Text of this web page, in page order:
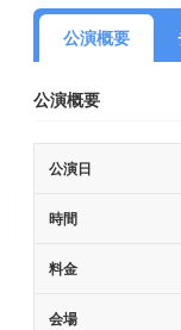
公演概要
公演概要
公演日
時間
料金
会場